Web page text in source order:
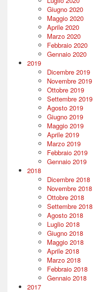
Giugno 2020
Maggio 2020
Aprile 2020
Marzo 2020
Febbraio 2020
Gennaio 2020
2019
Dicembre 2019
Novembre 2019
Ottobre 2019
Settembre 2019
Agosto 2019
Giugno 2019
Maggio 2019
Aprile 2019
Marzo 2019
Febbraio 2019
Gennaio 2019
2018
Dicembre 2018
Novembre 2018
Ottobre 2018
Settembre 2018
Agosto 2018
Luglio 2018
Giugno 2018
Maggio 2018
Aprile 2018
Marzo 2018
Febbraio 2018
Gennaio 2018
2017